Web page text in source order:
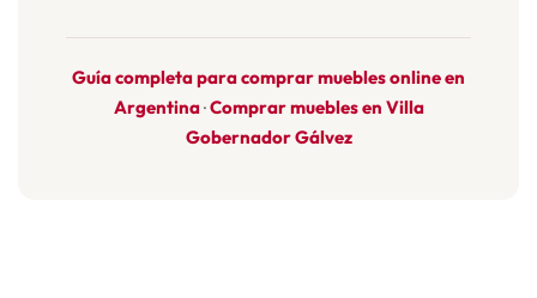
Guía completa para comprar muebles online en
Argentina·Comprar muebles en Villa
Gobernador Gálvez